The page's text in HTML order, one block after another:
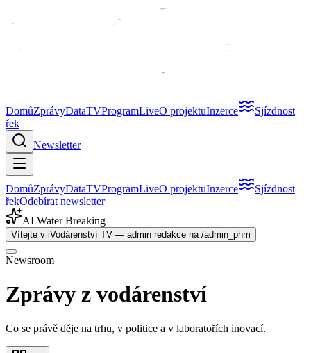
DomůZprávyDataTVProgramLiveO projektuInzerce
Sjízdnost
řek
Newsletter
DomůZprávyDataTVProgramLiveO projektuInzerce
Sjízdnost
řekOdebírat newsletter
AI Water Breaking
Vítejte v iVodárenství TV — admin redakce na /admin_phm
Newsroom
Zprávy z vodárenství
Co se právě děje na trhu, v politice a v laboratořích inovací.